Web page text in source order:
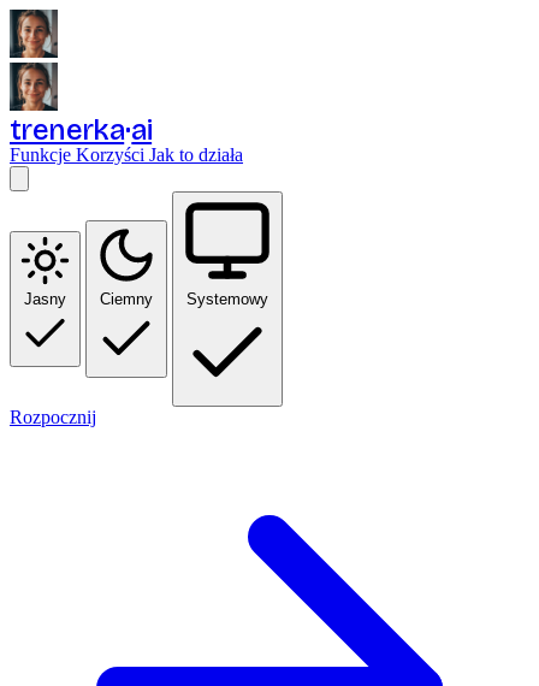
trenerka ai
Funkcje Korzyści Jak to działa
Jasny Ciemny Systemowy
Rozpocznij